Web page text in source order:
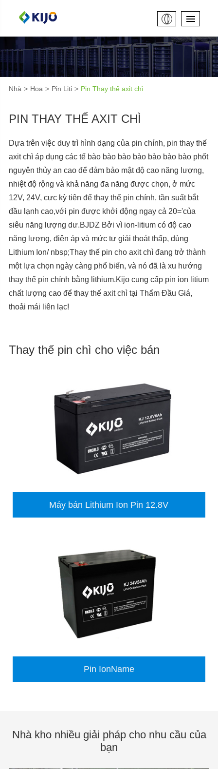
Nhà Hoa Pin Liti Pin Thay thế axit chì
PIN THAY THẾ AXIT CHÌ
Dựa trên việc duy trì hình dạng của pin chính, pin thay thế
axit chì áp dụng các tế bào bào bào bào bào bào bào phốt
nguyên thủy an cao để đảm bảo mật độ cao năng lượng,
nhiệt độ rộng và khả năng đa năng được chọn, ở mức
12V, 24V, cực kỳ tiện để thay thế pin chính, tần suất bắt
đầu lạnh cao,với pin được khởi động ngay cả 20='của
siêu năng lượng dư.BJDZ Bởi vì ion-litium có độ cao
năng lượng, điện áp và mức tự giải thoát thấp, dùng
Lithium Ion/ nbsp;Thay thế pin cho axit chì đang trở thành
một lựa chọn ngày càng phổ biến, và nó đã là xu hướng
thay thế pin chính bằng lithium.Kijo cung cấp pin ion litium
chất lượng cao để thay thế axit chì tại Thẩm Đầu Giá,
thoải mái liên lạc!
Thay thế pin chì cho việc bán
Máy bán Lithium Ion Pin 12.8V
Pin IonName
Nhà kho nhiều giải pháp cho nhu cầu của
bạn